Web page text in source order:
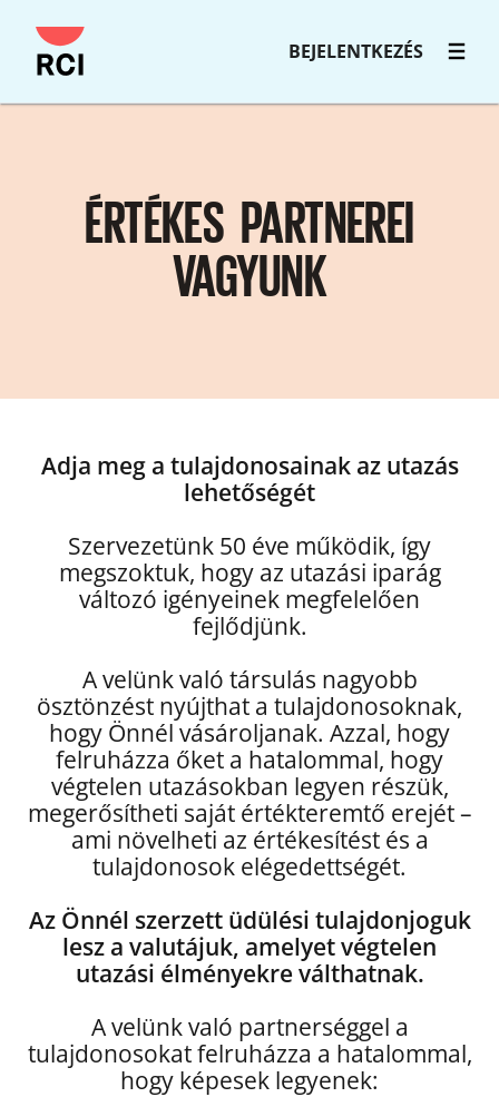
Ugrás
BEJELENTKEZÉS
ÉRTÉKES PARTNEREI
VAGYUNK
Adja meg a tulajdonosainak az utazás
lehetőségét
Szervezetünk 50 éve működik, így
megszoktuk, hogy az utazási iparág
változó igényeinek megfelelően
fejlődjünk.
A velünk való társulás nagyobb
ösztönzést nyújthat a tulajdonosoknak,
hogy Önnél vásároljanak. Azzal, hogy
felruházza őket a hatalommal, hogy
végtelen utazásokban legyen részük,
megerősítheti saját értékteremtő erejét –
ami növelheti az értékesítést és a
tulajdonosok elégedettségét.
Az Önnél szerzett üdülési tulajdonjoguk
lesz a valutájuk, amelyet végtelen
utazási élményekre válthatnak.
A velünk való partnerséggel a
tulajdonosokat felruházza a hatalommal,
hogy képesek legyenek: